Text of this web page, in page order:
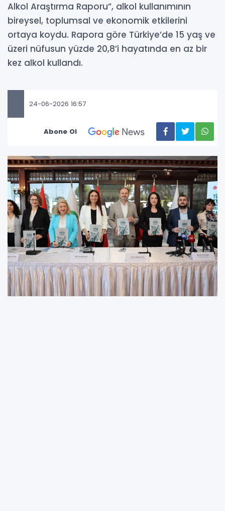
Alkol Araştırma Raporu”, alkol kullanımının
bireysel, toplumsal ve ekonomik etkilerini
ortaya koydu. Rapora göre Türkiye’de 15 yaş ve
üzeri nüfusun yüzde 20,8’i hayatında en az bir
kez alkol kullandı.
24-06-2026 16:57
Abone Ol